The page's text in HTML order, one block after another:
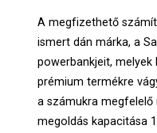
A megfizethető
ismert dán márka, a
powerbankjeit,
prémium termékre
a számukra megfelelő
megoldás kapacitása